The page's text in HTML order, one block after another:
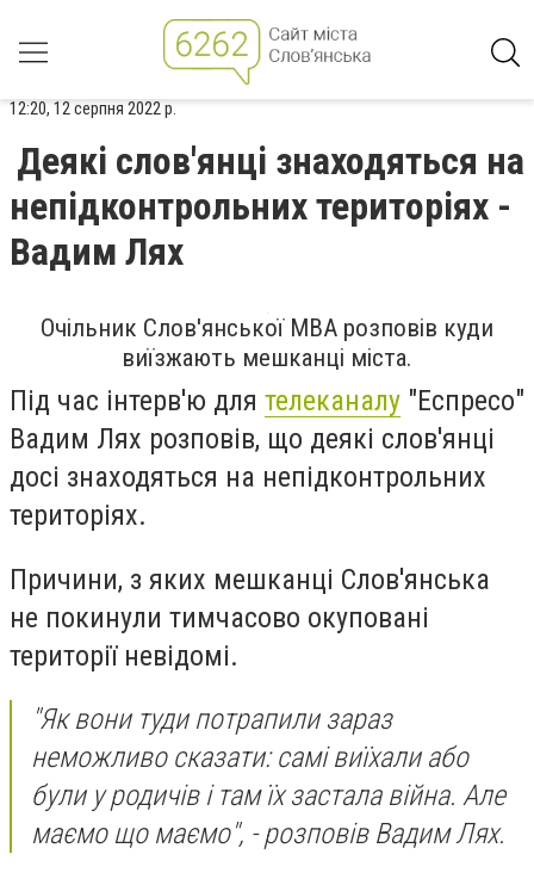
12:20, 12 серпня 2022 р.
Деякі слов'янці знаходяться на
непідконтрольних територіях -
Вадим Лях
Очільник Слов'янської МВА розповів куди
виїзжають мешканці міста.
Під час інтерв'ю для телеканалу "Еспресо"
Вадим Лях розповів, що деякі слов'янці
досі знаходяться на непідконтрольних
територіях.
Причини, з яких мешканці Слов'янська
не покинули тимчасово окуповані
території невідомі.
"Як вони туди потрапили зараз
неможливо сказати: самі виїхали або
були у родичів і там їх застала війна. Але
маємо що маємо", - розповів Вадим Лях.